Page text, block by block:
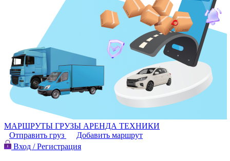
МАРШРУТЫ ГРУЗЫ АРЕНДА ТЕХНИКИ
Отправить груз
Добавить маршрут
Вход / Регистрация